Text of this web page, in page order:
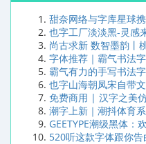
甜奈网络与字库星球
也字工厂淡淡黑-灵感
尚古求新 数智墨韵丨
字体推荐｜霸气书法
霸气有力的手写书法
也字山海朝凤宋自带
免费商用 | 汉字之美
潮字上新｜潮抖体育
GEETYPE潮级黑体：
520听这款字体跟你告